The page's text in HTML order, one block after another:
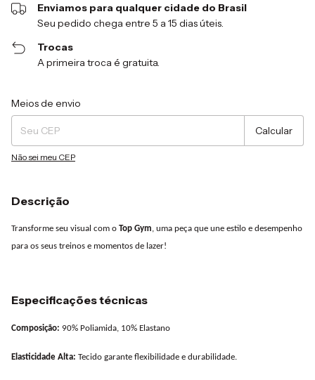
Enviamos para qualquer cidade do Brasil
Seu pedido chega entre 5 a 15 dias úteis.
Trocas
A primeira troca é gratuita.
Entregas para o CEP:
Meios de envio
Calcular
Não sei meu CEP
Descrição
Transforme seu visual com o Top Gym, uma peça que une estilo e desempenho
para os seus treinos e momentos de lazer!
Especificações técnicas
Composição: 90% Poliamida, 10% Elastano
Elasticidade Alta: Tecido garante flexibilidade e durabilidade.